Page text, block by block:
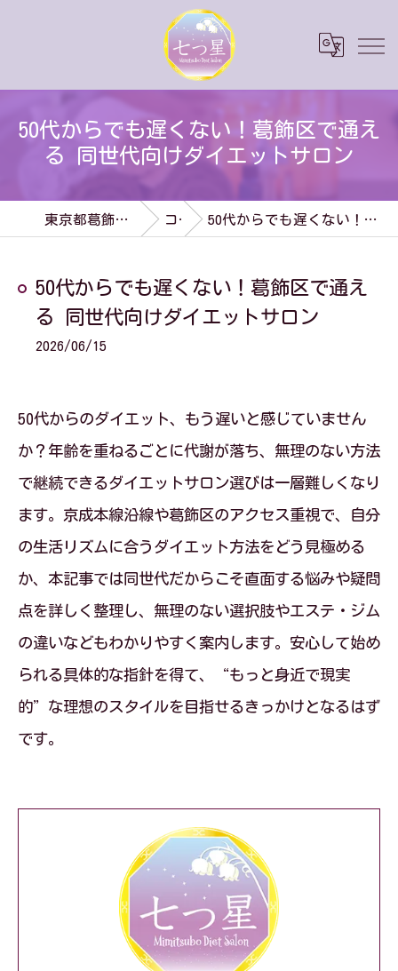
50代からでも遅くない！葛飾区で通え
る 同世代向けダイエットサロン
東京都葛飾区のダイエットなら七つ星 コラム 50代からでも遅くない！葛飾区で通える 同世代向けダイエットサロン
50代からでも遅くない！葛飾区で通え
る 同世代向けダイエットサロン
2026/06/15
50代からのダイエット、もう遅いと感じていません
か？年齢を重ねるごとに代謝が落ち、無理のない方法
で継続できるダイエットサロン選びは一層難しくなり
ます。京成本線沿線や葛飾区のアクセス重視で、自分
の生活リズムに合うダイエット方法をどう見極める
か、本記事では同世代だからこそ直面する悩みや疑問
点を詳しく整理し、無理のない選択肢やエステ・ジム
の違いなどもわかりやすく案内します。安心して始め
られる具体的な指針を得て、“もっと身近で現実
的”な理想のスタイルを目指せるきっかけとなるはず
です。